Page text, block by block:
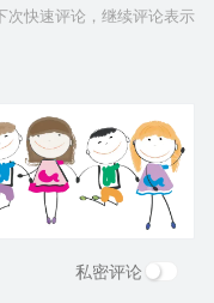
次快速评论，继续评论表示
私密评论